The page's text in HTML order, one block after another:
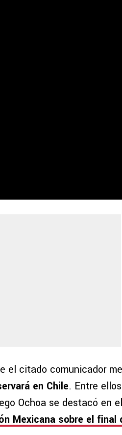
el citado comunicador
en Chile. Entre
Ochoa se destacó en
Mexicana sobre el final